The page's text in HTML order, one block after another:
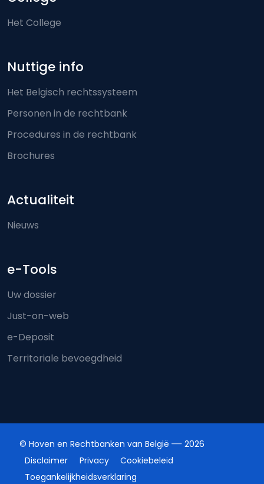
Het College
Nuttige info
Het Belgisch rechtssysteem
Personen in de rechtbank
Procedures in de rechtbank
Brochures
Actualiteit
Nieuws
e-Tools
Uw dossier
Just-on-web
e-Deposit
Territoriale bevoegdheid
© Hoven en Rechtbanken van België
2026
Disclaimer
Privacy
Cookiebeleid
Toegankelijkheidsverklaring